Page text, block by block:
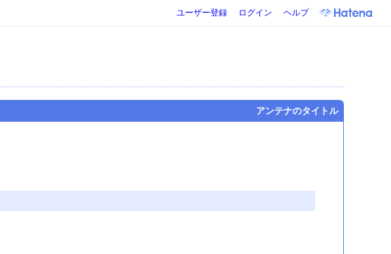
ユーザー登録 ログイン ヘルプ
アンテナのタイトル